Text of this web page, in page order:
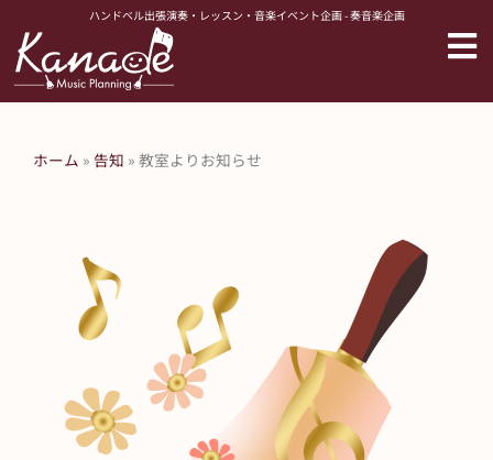
ス
ハンドベル出張演奏・レッスン・音楽イベント企画 - 奏音楽企画
ホーム » 告知 » 教室よりお知らせ